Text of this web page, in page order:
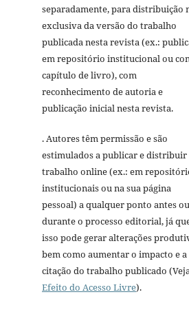
separadamente, para distribuição
exclusiva da versão do trabalho
publicada nesta revista (ex.:
em repositório institucional ou
capítulo de livro), com
reconhecimento de autoria e
publicação inicial nesta revista.
. Autores têm permissão e são
estimulados a publicar e distribuir
trabalho online (ex.: em
institucionais ou na sua página
pessoal) a qualquer ponto antes ou
durante o processo editorial, já
isso pode gerar alterações
bem como aumentar o impacto e a
citação do trabalho publicado
Efeito do Acesso Livre).